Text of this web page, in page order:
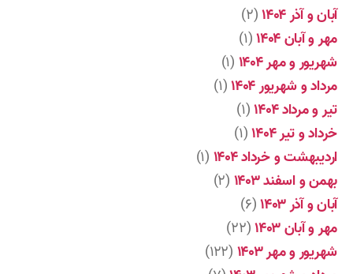
آبان و آذر ۱۴۰۴
(۲)
مهر و آبان ۱۴۰۴
(۱)
شهریور و مهر ۱۴۰۴
(۱)
مرداد و شهریور ۱۴۰۴
(۱)
تیر و مرداد ۱۴۰۴
(۱)
خرداد و تیر ۱۴۰۴
(۱)
اردیبهشت و خرداد ۱۴۰۴
(۱)
بهمن و اسفند ۱۴۰۳
(۲)
آبان و آذر ۱۴۰۳
(۶)
مهر و آبان ۱۴۰۳
(۲۲)
شهریور و مهر ۱۴۰۳
(۱۲۲)